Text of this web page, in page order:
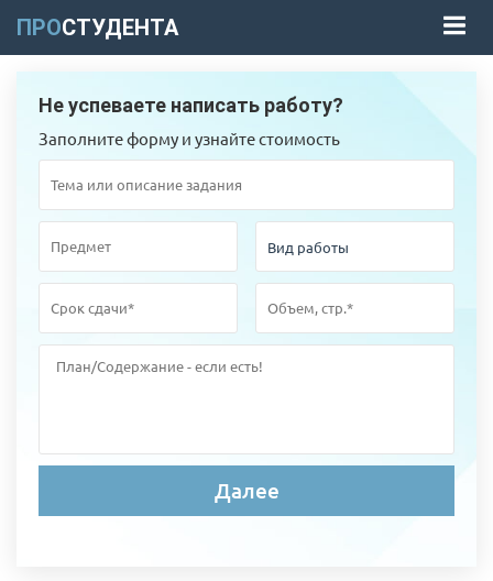
ПРОСТУДЕНТА
Не успеваете написать работу?
Заполните форму и узнайте стоимость